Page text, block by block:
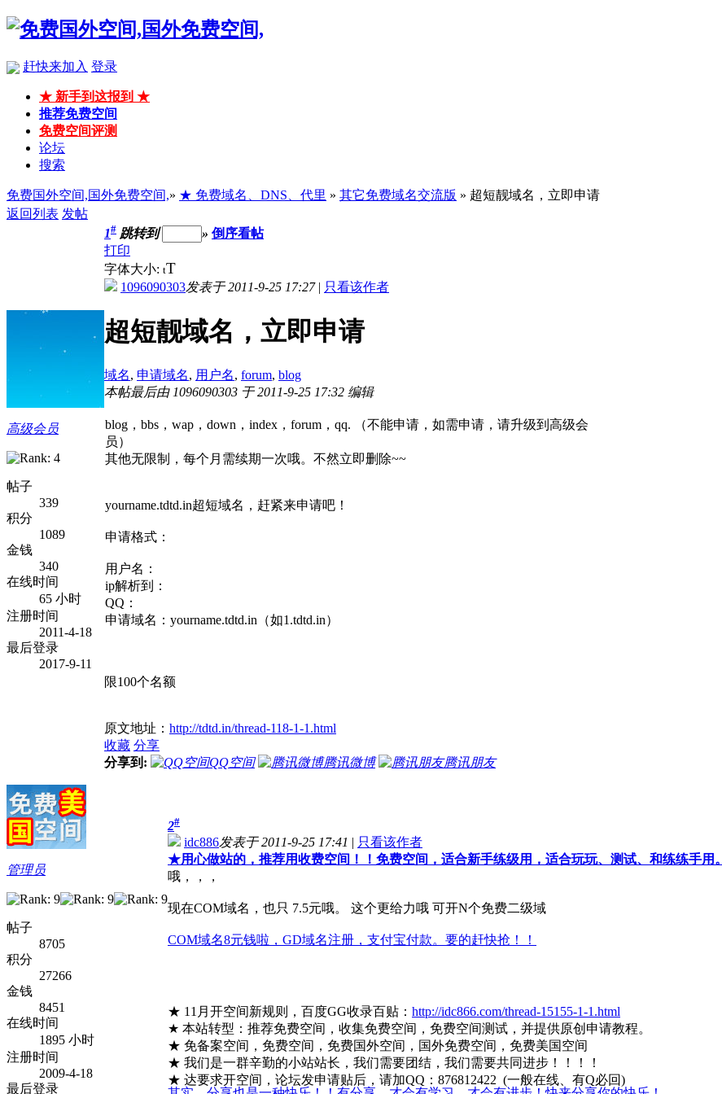
赶快来加入 登录
★ 新手到这报到 ★
推荐免费空间
免费空间评测
论坛
搜索
免费国外空间,国外免费空间,» ★ 免费域名、DNS、代里 » 其它免费域名交流版 » 超短靓域名，立即申请
返回列表 发帖
高级会员
帖子
339
积分
1089
金钱
340
在线时间
65 小时
注册时间
2011-4-18
最后登录
2017-9-11
1# 跳转到 » 倒序看帖
打印
字体大小: tT
1096090303发表于 2011-9-25 17:27| 只看该作者
超短靓域名，立即申请
域名, 申请域名, 用户名, forum, blog
本帖最后由 1096090303 于 2011-9-25 17:32 编辑
blog，bbs，wap，down，index，forum，qq. （不能申请，如需申请，请升级到高级会
员）
其他无限制，每个月需续期一次哦。不然立即删除~~
yourname.tdtd.in超短域名，赶紧来申请吧！
申请格式：
用户名：
ip解析到：
QQ：
申请域名：yourname.tdtd.in（如1.tdtd.in）
限100个名额
原文地址： http://tdtd.in/thread-118-1-1.html
收藏 分享
分享到:
QQ空间 腾讯微博 腾讯朋友
管理员
帖子
8705
积分
27266
金钱
8451
在线时间
1895 小时
注册时间
2009-4-18
最后登录
2#
idc886发表于 2011-9-25 17:41 | 只看该作者
★用心做站的，推荐用收费空间！！免费空间，适合新手练级用，适合玩玩、测试、和练练手用。
哦，，，
现在COM域名，也只 7.5元哦。 这个更给力哦 可开N个免费二级域
COM域名8元钱啦，GD域名注册，支付宝付款。要的赶快抢！！
★ 11月开空间新规则，百度GG收录百贴： http://idc866.com/thread-15155-1-1.html
★ 本站转型：推荐免费空间，收集免费空间，免费空间测试，并提供原创申请教程。
★ 免备案空间，免费空间，免费国外空间，国外免费空间，免费美国空间
★ 我们是一群辛勤的小站站长，我们需要团结，我们需要共同进步！！！！
★ 达要求开空间，论坛发申请贴后，请加QQ：876812422 (一般在线、有Q必回)